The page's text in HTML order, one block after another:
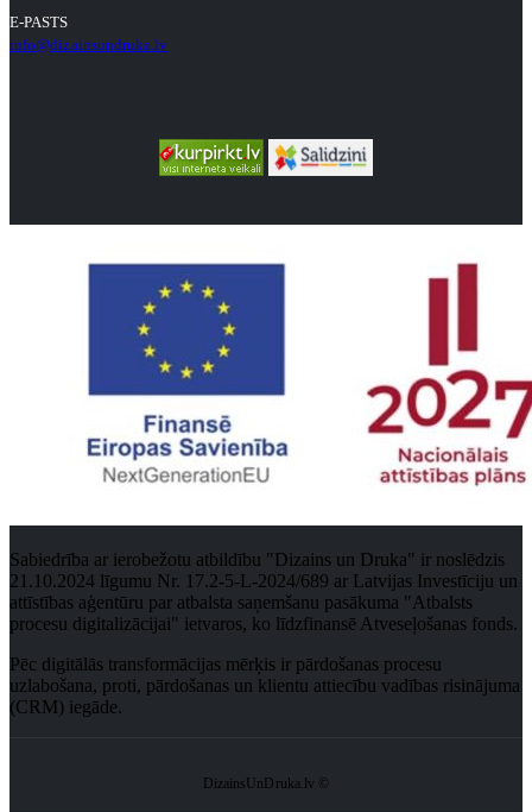
E-PASTS
info@dizainsundruka.lv
Sabiedrība ar ierobežotu atbildību "Dizains un Druka" ir noslēdzis
21.10.2024 līgumu Nr. 17.2-5-L-2024/689 ar Latvijas Investīciju un
attīstības aģentūru par atbalsta saņemšanu pasākuma "Atbalsts
procesu digitalizācijai" ietvaros, ko līdzfinansē Atveseļošanas fonds.
Pēc digitālās transformācijas mērķis ir pārdošanas procesu
uzlabošana, proti, pārdošanas un klientu attiecību vadības risinājuma
(CRM) iegāde.
DizainsUnDruka.lv ©